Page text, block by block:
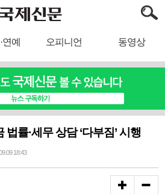
연예 오피니언 동영상
률·세무 상담 ‘다부짐’ 시행
18:43